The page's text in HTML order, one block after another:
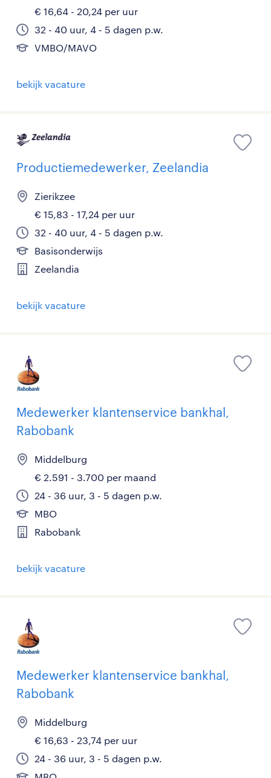
€ 16,64 - 20,24 per uur
32 - 40 uur, 4 - 5 dagen p.w.
VMBO/MAVO
bekijk vacature
Productiemedewerker, Zeelandia
Zierikzee
€ 15,83 - 17,24 per uur
32 - 40 uur, 4 - 5 dagen p.w.
Basisonderwijs
Zeelandia
bekijk vacature
Medewerker klantenservice bankhal,
Rabobank
Middelburg
€ 2.591 - 3.700 per maand
24 - 36 uur, 3 - 5 dagen p.w.
MBO
Rabobank
bekijk vacature
Medewerker klantenservice bankhal,
Rabobank
Middelburg
€ 16,63 - 23,74 per uur
24 - 36 uur, 3 - 5 dagen p.w.